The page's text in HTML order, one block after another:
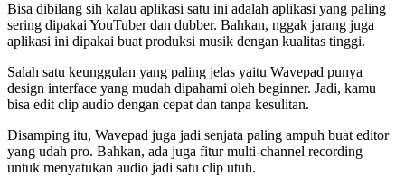
Bisa dibilang sih kalau aplikasi satu ini adalah aplikasi yang paling
sering dipakai YouTuber dan dubber. Bahkan, nggak jarang juga
aplikasi ini dipakai buat produksi musik dengan kualitas tinggi.
Salah satu keunggulan yang paling jelas yaitu Wavepad punya
design interface yang mudah dipahami oleh beginner. Jadi, kamu
bisa edit clip audio dengan cepat dan tanpa kesulitan.
Disamping itu, Wavepad juga jadi senjata paling ampuh buat editor
yang udah pro. Bahkan, ada juga fitur multi-channel recording
untuk menyatukan audio jadi satu clip utuh.